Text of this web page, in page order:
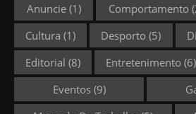
Anuncie(1) Comportamento
Cultura (1) Desporto (5)
Editorial (8) Entretenimento (6)
Eventos(9)